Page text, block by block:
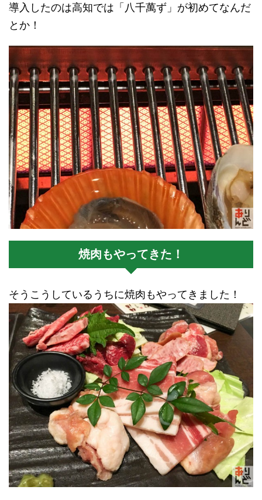
導入したのは高知では「八千萬ず」が初めてなんだ
とか！
焼肉もやってきた！
そうこうしているうちに焼肉もやってきました！